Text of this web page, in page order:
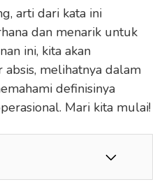
arti dari kata ini
dan menarik untuk
ini, kita akan
absis, melihatnya dalam
definisinya
Mari kita mulai!